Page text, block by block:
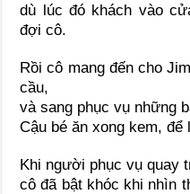
dù lúc đó khách vào
đợi cô.
Rồi cô mang đến cho
cầu,
và sang phục vụ những
Cậu bé ăn xong kem,
Khi người phục vụ quay
cô đã bật khóc khi nhìn